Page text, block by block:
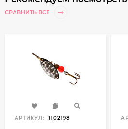
СРАВНИТЬ ВСЕ
АРТИКУЛ: 1102198